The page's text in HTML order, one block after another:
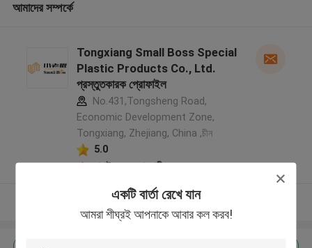
একটি বার্তা রেখে যান
আমরা শীঘ্রই আপনাকে আবার কল করব!
আমাদের সম্পর্কে
Tongxiang Small Boss Special
Plastic Products Co., Ltd.
প্রস্তুতকারক প্রোফাইল
No.431,Tongsheng Road,
Economic Development Zone,
Tongxiang, Zhejiang, China ,চীন
5.0
যাচাইকৃত সরবরাহকারী
আরো দেখুন